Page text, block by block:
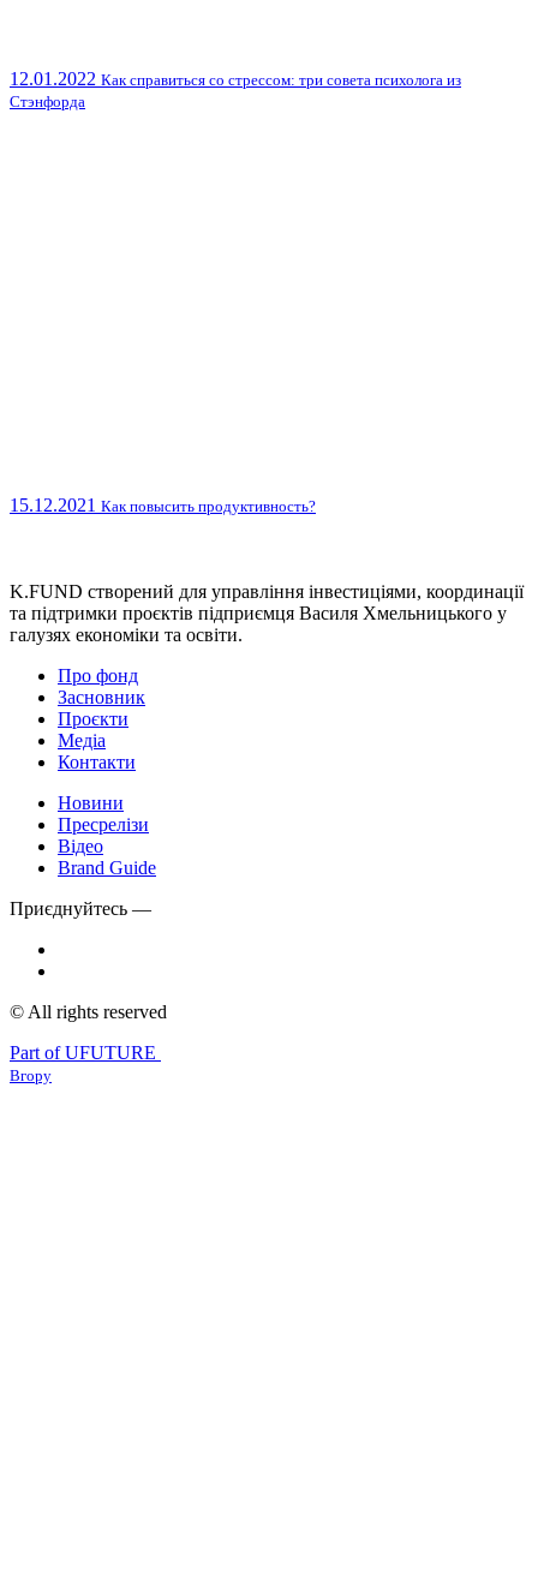
12.01.2022 Как справиться со стрессом: три совета психолога из
Стэнфорда
15.12.2021 Как повысить продуктивность?
K.FUND створений для управління інвестиціями, координації
та підтримки проєктів підприємця Василя Хмельницького у
галузях економіки та освіти.
Про фонд
Засновник
Проєкти
Медіа
Контакти
Новини
Пресрелізи
Відео
Brand Guide
Приєднуйтесь —
© All rights reserved
Part of UFUTURE
Вгору